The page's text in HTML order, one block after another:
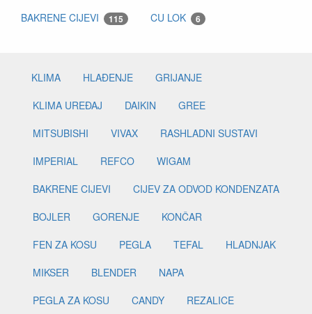
BAKRENE CIJEVI 115 CU LOK 6
KLIMA HLAĐENJE
GRIJANJE
KLIMA UREĐAJ
DAIKIN
GREE
MITSUBISHI
VIVAX
RASHLADNI SUSTAVI
IMPERIAL
REFCO
WIGAM
BAKRENE CIJEVI
CIJEV ZA ODVOD KONDENZATA
BOJLER
GORENJE
KONČAR
FEN ZA KOSU
PEGLA TEFAL
HLADNJAK
MIKSER
BLENDER
NAPA
PEGLA ZA KOSU
CANDY
REZALICE